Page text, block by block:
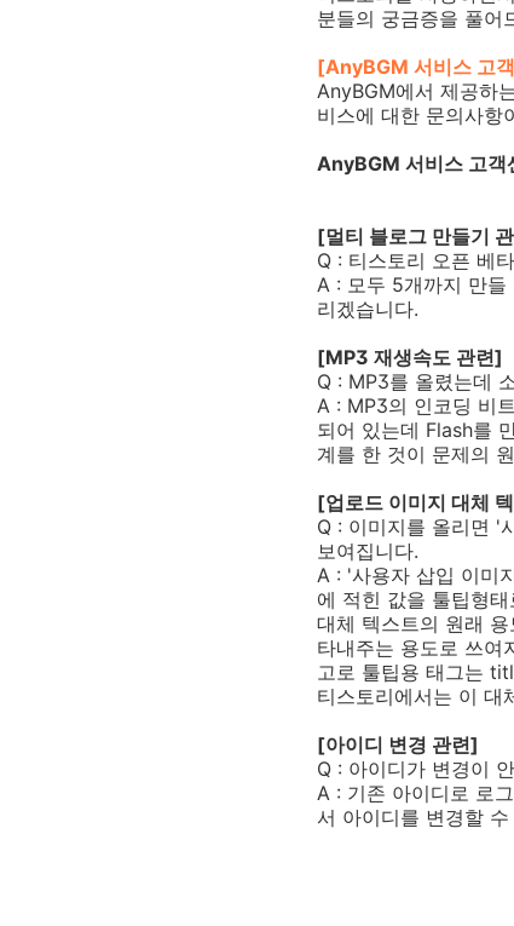
분들의 궁금증을 풀어
[AnyBGM 서비스 고
AnyBGM에서 제공하
비스에 대한 문의사항
AnyBGM 서비스 고객
[멀티 블로그 만들기
Q : 티스토리 오픈 베
A : 모두 5개까지 만들
리겠습니다.
[MP3 재생속도 관련]
Q : MP3를 올렸는데
A : MP3의 인코딩 비
되어 있는데 Flash를
계를 한 것이 문제의
[업로드 이미지 대체
Q : 이미지를 올리면 '
보여집니다.
A : '사용자 삽입 이미
에 적힌 값을 툴팁형
대체 텍스트의 원래
타내주는 용도로 쓰여
고로 툴팁용 태그는
티스토리에서는 이 대
[아이디 변경 관련]
Q : 아이디가 변경이
A : 기존 아이디로 로
서 아이디를 변경할 수